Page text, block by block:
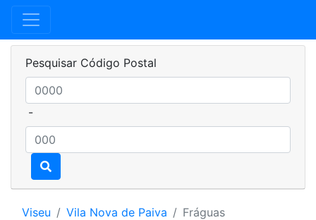
Pesquisar Código Postal
-
Viseu Vila Nova de Paiva Fráguas